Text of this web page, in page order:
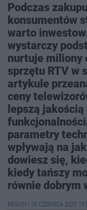
Podczas
konsumentów
warto
wystarczy
nurtuje miliony
sprzętu RTV w
artykule
ceny
lepszą
parametry
wpływają na
dowiesz się,
kiedy tańszy
równie dobrym
REGION 18 CZERWCA 2025